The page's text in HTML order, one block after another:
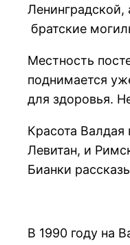
братские
Местность
поднимается
для здоровья.
Красота
Левитан, и
Бианки
В 1990 году на